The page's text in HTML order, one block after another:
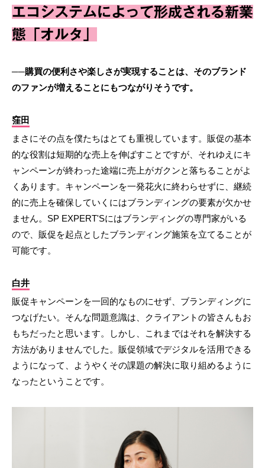
エコシステムによって形成される新業
態「オルタ」
──購買の便利さや楽しさが実現することは、そのブランド
のファンが増えることにもつながりそうです。
窪田
まさにその点を僕たちはとても重視しています。販促の基本
的な役割は短期的な売上を伸ばすことですが、それゆえにキ
ャンペーンが終わった途端に売上がガクンと落ちることがよ
くあります。キャンペーンを一発花火に終わらせずに、継続
的に売上を確保していくにはブランディングの要素が欠かせ
ません。SP EXPERT'Sにはブランディングの専門家がいる
ので、販促を起点としたブランディング施策を立てることが
可能です。
白井
販促キャンペーンを一回的なものにせず、ブランディングに
つなげたい。そんな問題意識は、クライアントの皆さんもお
もちだったと思います。しかし、これまではそれを解決する
方法がありませんでした。販促領域でデジタルを活用できる
ようになって、ようやくその課題の解決に取り組めるように
なったということです。